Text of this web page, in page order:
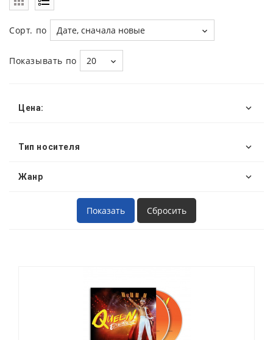
Сорт. по Дате, сначала новые
Показывать по 20
Цена:
Тип носителя
Жанр